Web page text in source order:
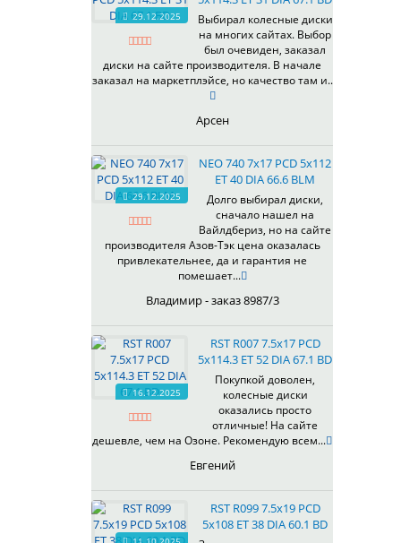
336
337
401
408
410
411
414
417
423
426
428
429
430
433
438
503
66,6
67,1
70,1
72,6
73,1
74,1
75.1
78.1
98
98,1
HS
MG
MGM
OrD
SL
W
WB
WD
29.12.2025
Выбирал колесные диски
на многих сайтах. Выбор
был очевиден, заказал
диски на сайте производителя. В начале
заказал на маркетплэйсе, но качество там и..
Арсен
29.12.2025
NEO 740 7x17 PCD 5x112
ET 40 DIA 66.6 BLM
Долго выбирал диски,
сначало нашел на
Вайлдбериз, но на сайте
производителя Азов-Тэк цена оказалась
привлекательнее, да и гарантия не
помешает...
Владимир - заказ 8987/3
16.12.2025
RST R007 7.5x17 PCD
5x114.3 ET 52 DIA 67.1 BD
Покупкой доволен,
колесные диски
оказались просто
отличные! На сайте
дешевле, чем на Озоне. Рекомендую всем...
Евгений
RST R099 7.5x19 PCD
5x108 ET 38 DIA 60.1 BD